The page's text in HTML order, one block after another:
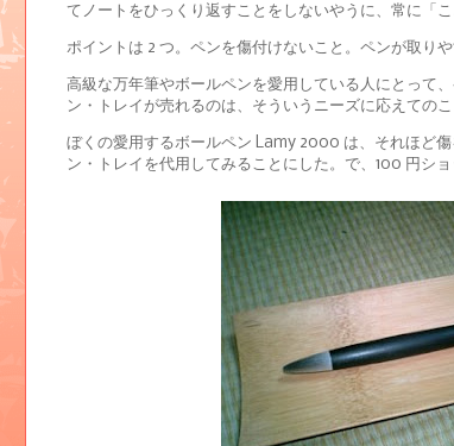
てノートをひっくり返すことをしないやうに、常に「
ポイントは 2 つ。ペンを傷付けないこと。ペンが取りや
高級な万年筆やボールペンを愛用している人にとって
ン・トレイが売れるのは、そういうニーズに応えてのこ
ぼくの愛用するボールペン Lamy 2000 は、それほど
ン・トレイを代用してみることにした。で、100 円シ